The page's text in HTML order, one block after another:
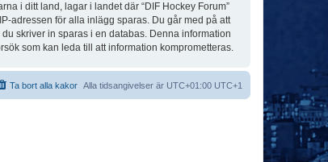
i ditt land, lagar i landet där “DIF Hockey Forum”
adressen för alla inlägg sparas. Du går med på att
skriver in sparas i en databas. Denna information
som kan leda till att information komprometteras.
Alla tidsangivelser är UTC+01:00 UTC+1
Ta bort alla kakor